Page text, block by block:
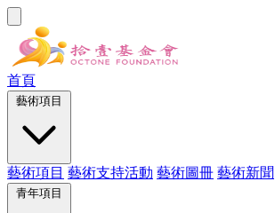
首頁
藝術項目 藝術支持活動 藝術圖冊 藝術新聞